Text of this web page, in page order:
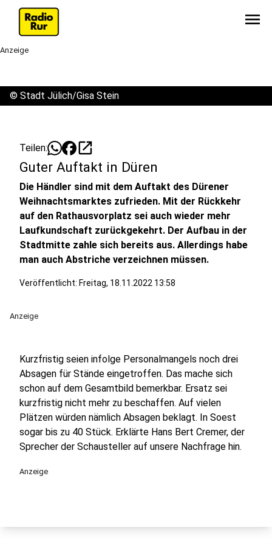
menu
Anzeige
© Stadt Jülich/Gisa Stein
Teilen: open_in_new
Guter Auftakt in Düren
Die Händler sind mit dem Auftakt des Dürener
Weihnachtsmarktes zufrieden. Mit der Rückkehr
auf den Rathausvorplatz sei auch wieder mehr
Laufkundschaft zurückgekehrt. Der Aufbau in der
Stadtmitte zahle sich bereits aus. Allerdings habe
man auch Abstriche verzeichnen müssen.
Veröffentlicht: Freitag, 18.11.2022 13:58
Anzeige
Kurzfristig seien infolge Personalmangels noch drei
Absagen für Stände eingetroffen. Das mache sich
schon auf dem Gesamtbild bemerkbar. Ersatz sei
kurzfristig nicht mehr zu beschaffen. Auf vielen
Plätzen würden nämlich Absagen beklagt. In Soest
sogar bis zu 40 Stück. Erklärte Hans Bert Cremer, der
Sprecher der Schausteller auf unsere Nachfrage hin.
Anzeige